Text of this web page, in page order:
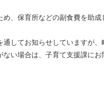
、保育所などの副食費を助成
してお知らせしていますが
い場合は、子育て支援課にお